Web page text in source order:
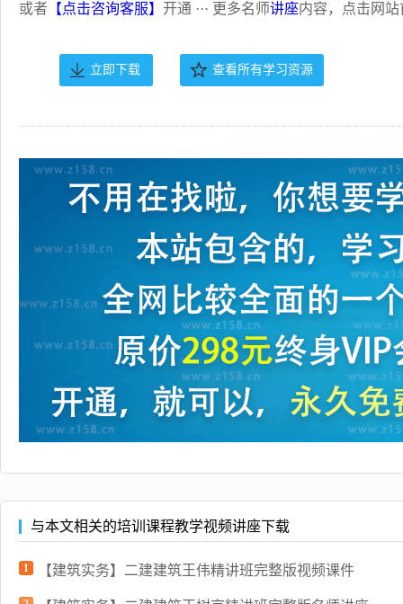
或者 【点击咨询客服】 开通 ··· 更多名师讲座内容，点击网
立即下载 查看所有学习资源
与本文相关的培训课程教学视频讲座下载
1 【建筑实务】二建建筑王伟精讲班完整版视频课件